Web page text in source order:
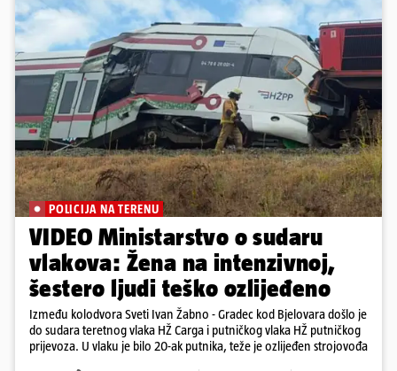
POLICIJA NA TERENU
VIDEO Ministarstvo o sudaru
vlakova: Žena na intenzivnoj,
šestero ljudi teško ozlijeđeno
Između kolodvora Sveti Ivan Žabno - Gradec kod Bjelovara došlo je
do sudara teretnog vlaka HŽ Carga i putničkog vlaka HŽ putničkog
prijevoza. U vlaku je bilo 20-ak putnika, teže je ozlijeđen strojovođa